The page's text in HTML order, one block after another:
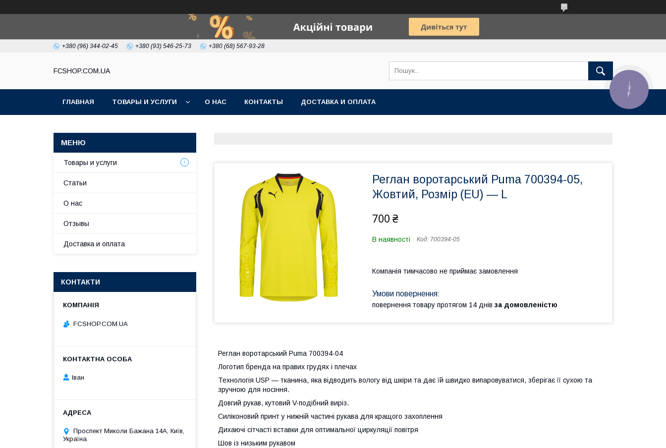
+380 (96) 344-02-45 +380 (93) 546-25-73 +380 (68) 567-93-28
FCSHOP.COM.UA
ГЛАВНАЯ ТОВАРЫ И УСЛУГИ О НАС КОНТАКТЫ ДОСТАВКА И ОПЛАТА
Реглан воротарський Puma 700394-05,
Жовтий, Розмір (EU) — L
700 ₴
В наявності Код: 700394-05
Компанія тимчасово не приймає замовлення
повернення товару протягом 14 днів за домовленістю
Реглан воротарський Puma 700394-04
Логотип бренда на правих грудях і плечах
Технологія USP — тканина, яка відводить вологу від шкіри та дає їй швидко випаровуватися, зберігає її сухою та
зручною для носіння.
Довгий рукав, кутовий V-подібний виріз.
Силіконовий принт у нижній частині рукава для кращого захоплення
Дихаючі сітчасті вставки для оптимальної циркуляції повітря
Шов із низьким рукавом
Товары и услуги
Статьи
О нас
Отзывы
Доставка и оплата
КОНТАКТИ
FCSHOP.COM.UA
Іван
Проспект Миколи Бажана 14А, Київ,
Україна
КНОПКА
ЗВ'ЯЗКУ